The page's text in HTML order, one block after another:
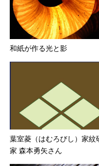
和紙が作る光と影
葉室菱（はむろびし）家紋
家 森本勇矢さん